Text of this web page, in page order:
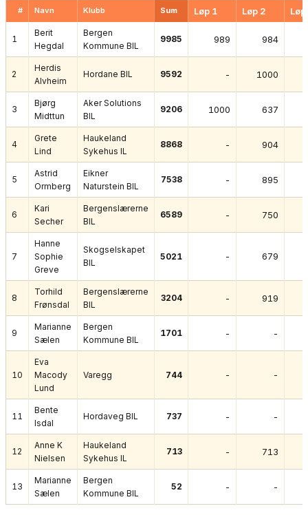
# Navn Klubb Sum Løp 1 Løp 2
1
Berit
Hegdal
Bergen
Kommune BIL
9985 989 984
2
Herdis
Alvheim
Hordane BIL 9592 - 1000
3
Bjørg
Midttun
Aker Solutions
BIL
9206 1000 637
4
Grete
Lind
Haukeland
Sykehus IL
8868 - 904
5
Astrid
Ormberg
Eikner
Naturstein BIL
7538 - 895
6
Kari
Secher
Bergenslærerne
BIL
6589 - 750
7
Hanne
Sophie
Greve
Skogselskapet
BIL
5021 - 679
8
Torhild
Frønsdal
Bergenslærerne
BIL
3204 - 919
9
Marianne
Sælen
Bergen
Kommune BIL
1701 - -
10
Eva
Macody
Lund
Varegg 744 - -
11
Bente
Isdal
Hordaveg BIL 737 - -
12
Anne K
Nielsen
Haukeland
Sykehus IL
713 - 713
13
Marianne
Sælen
Bergen
Kommune BIL
52 - -